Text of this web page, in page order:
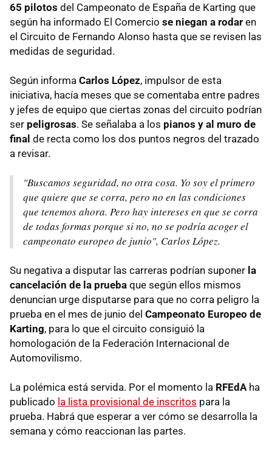
65 pilotos del Campeonato de España de Karting que
según ha informado El Comercio se niegan a rodar en
el Circuito de Fernando Alonso hasta que se revisen las
medidas de seguridad.
Según informa Carlos López, impulsor de esta
iniciativa, hacía meses que se comentaba entre padres
y jefes de equipo que ciertas zonas del circuito podrían
ser peligrosas. Se señalaba a los pianos y al muro de
final de recta como los dos puntos negros del trazado
a revisar.
"Buscamos seguridad, no otra cosa. Yo soy el primero
que quiere que se corra, pero no en las condiciones
que tenemos ahora. Pero hay intereses en que se corra
de todas formas porque si no, no se podría acoger el
campeonato europeo de junio", Carlos López.
Su negativa a disputar las carreras podrían suponer la
cancelación de la prueba que según ellos mismos
denuncian urge disputarse para que no corra peligro la
prueba en el mes de junio del Campeonato Europeo de
Karting, para lo que el circuito consiguió la
homologación de la Federación Internacional de
Automovilismo.
La polémica está servida. Por el momento la RFEdAha
publicado la lista provisional de inscritos para la
prueba. Habrá que esperar a ver cómo se desarrolla la
semana y cómo reaccionan las partes.